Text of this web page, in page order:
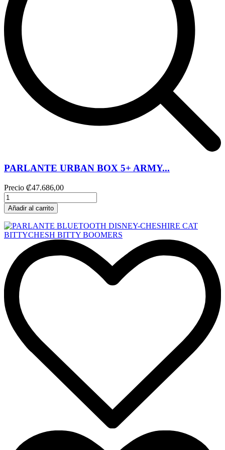
PARLANTE URBAN BOX 5+ ARMY...
Precio ₡47.686,00
Añadir al carrito